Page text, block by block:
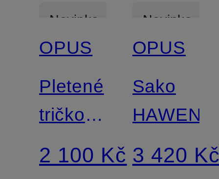
Novinka
OPUS
Pletené
tričko
PUDY
2 100 Kč
Novinka
OPUS
Sako
HAWENI
3 420